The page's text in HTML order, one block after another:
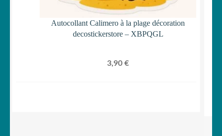
Autocollant Calimero à la plage décoration
decostickerstore – XBPQGL
3,90 €